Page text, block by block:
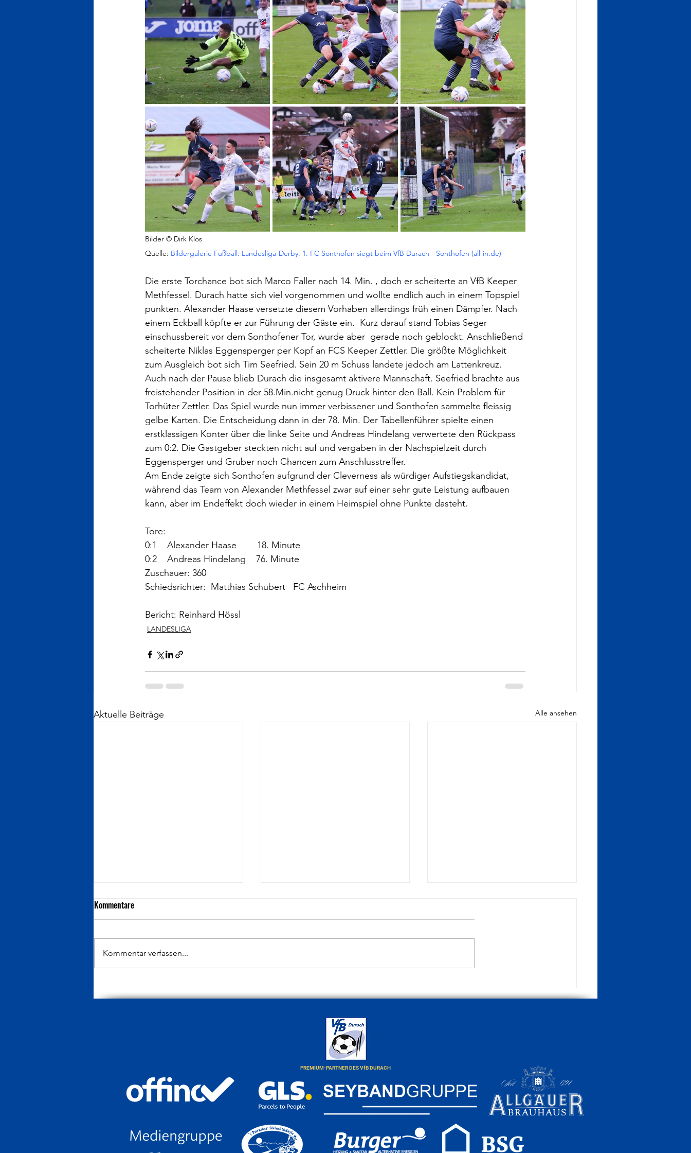
Bilder © Dirk Klos
Quelle: Bildergalerie Fußball: Landesliga-Derby: 1. FC Sonthofen siegt beim VfB Durach - Sonthofen (all-in.de)
Die erste Torchance bot sich Marco Faller nach 14. Min. , doch er scheiterte an VfB Keeper
Methfessel. Durach hatte sich viel vorgenommen und wollte endlich auch in einem Topspiel
punkten. Alexander Haase versetzte diesem Vorhaben allerdings früh einen Dämpfer. Nach
einem Eckball köpfte er zur Führung der Gäste ein.  Kurz darauf stand Tobias Seger
einschussbereit vor dem Sonthofener Tor, wurde aber  gerade noch geblockt. Anschließend
scheiterte Niklas Eggensperger per Kopf an FCS Keeper Zettler. Die größte Möglichkeit
zum Ausgleich bot sich Tim Seefried. Sein 20 m Schuss landete jedoch am Lattenkreuz.
Auch nach der Pause blieb Durach die insgesamt aktivere Mannschaft. Seefried brachte aus
freistehender Position in der 58.Min.nicht genug Druck hinter den Ball. Kein Problem für
Torhüter Zettler. Das Spiel wurde nun immer verbissener und Sonthofen sammelte fleissig
gelbe Karten. Die Entscheidung dann in der 78. Min. Der Tabellenführer spielte einen
erstklassigen Konter über die linke Seite und Andreas Hindelang verwertete den Rückpass
zum 0:2. Die Gastgeber steckten nicht auf und vergaben in der Nachspielzeit durch
Eggensperger und Gruber noch Chancen zum Anschlusstreffer.
Am Ende zeigte sich Sonthofen aufgrund der Cleverness als würdiger Aufstiegskandidat,
während das Team von Alexander Methfessel zwar auf einer sehr gute Leistung aufbauen
kann, aber im Endeffekt doch wieder in einem Heimspiel ohne Punkte dasteht.
Tore:
0:1    Alexander Haase        18. Minute
0:2    Andreas Hindelang    76. Minute
Zuschauer: 360
Schiedsrichter:  Matthias Schubert   FC Aschheim
Bericht: Reinhard Hössl
LANDESLIGA
Aktuelle Beiträge Alle ansehen
Stadion
Kommentare
Kommentar verfassen...
PREMIUM-PARTNER DES VfB DURACH